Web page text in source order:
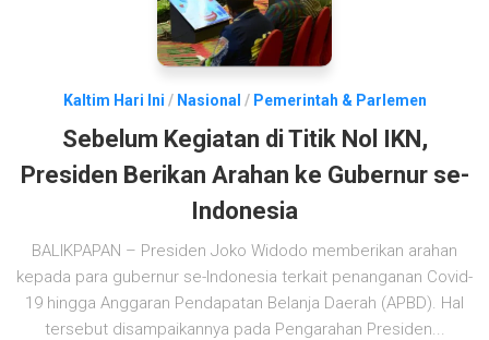
Kaltim Hari Ini / Nasional / Pemerintah & Parlemen
Sebelum Kegiatan di Titik Nol IKN,
Presiden Berikan Arahan ke Gubernur se-
Indonesia
BALIKPAPAN – Presiden Joko Widodo memberikan arahan
kepada para gubernur se-Indonesia terkait penanganan Covid-
19 hingga Anggaran Pendapatan Belanja Daerah (APBD). Hal
tersebut disampaikannya pada Pengarahan Presiden...